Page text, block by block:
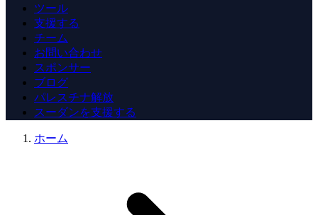
ツール
支援する
チーム
お問い合わせ
スポンサー
ブログ
パレスチナ解放
スーダンを支援する
ホーム